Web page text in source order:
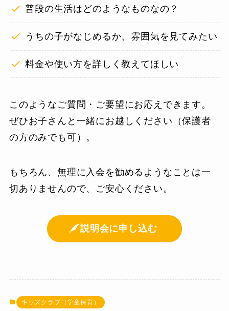
普段の生活はどのようなものなの？
うちの子がなじめるか、雰囲気を見てみたい
料金や使い方を詳しく教えてほしい
このようなご質問・ご要望にお応えできます。
ぜひお子さんと一緒にお越しください（保護者
の方のみでも可）。
もちろん、無理に入会を勧めるようなことは一
切ありませんので、ご安心ください。
説明会に申し込む
キッズクラブ（学童保育）